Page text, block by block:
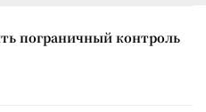
пограничный контроль